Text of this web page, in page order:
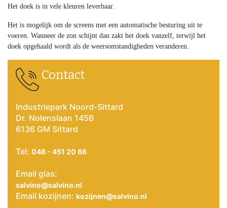
Het doek is in vele kleuren leverbaar.
Het is mogelijk om de screens met een automatische besturing uit te
voeren. Wanneer de zon schijnt dan zakt het doek vanzelf, terwijl het
doek opgehaald wordt als de weersomstandigheden veranderen.
Contact
Industriepark Noord-Sittard
Dr. Nolenslaan 145B
6136 GM Sittard
Tel: 046 - 451 20 86
Email glas:
salvino@salvino.nl
Email kozijnen: kozijnen@salvino.nl